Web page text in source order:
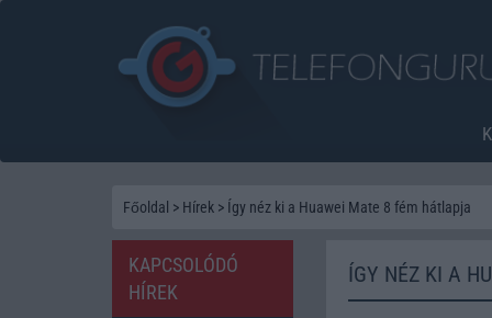
Főoldal > Hírek > Így néz ki a Huawei Mate 8 fém hátlapja
ÍGY NÉZ KI A
KAPCSOLÓDÓ
HÍREK